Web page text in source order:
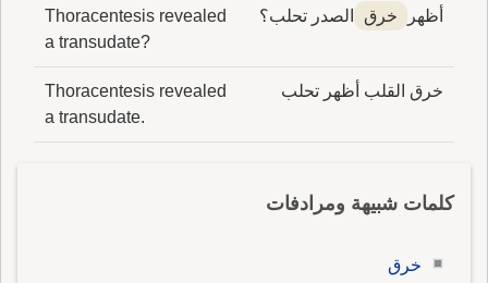
أظهر خرق الصدر تحلب؟
Thoracentesis revealed
a transudate?
خرق القلب أظهر تحلب
Thoracentesis revealed
a transudate.
كلمات شبيهة ومرادفات
خرق